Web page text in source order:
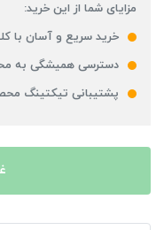
مزایای شما از این خرید:
خرید سریع و آسان با
دسترسی همیشگی به
پشتیبانی تیکتینگ